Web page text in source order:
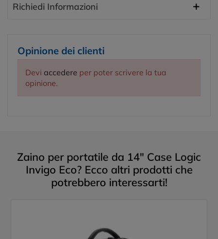
Richiedi Informazioni
Opinione dei clienti
Devi accedere per poter scrivere la tua
opinione.
Zaino per portatile da 14" Case Logic
Invigo Eco? Ecco altri prodotti che
potrebbero interessarti!